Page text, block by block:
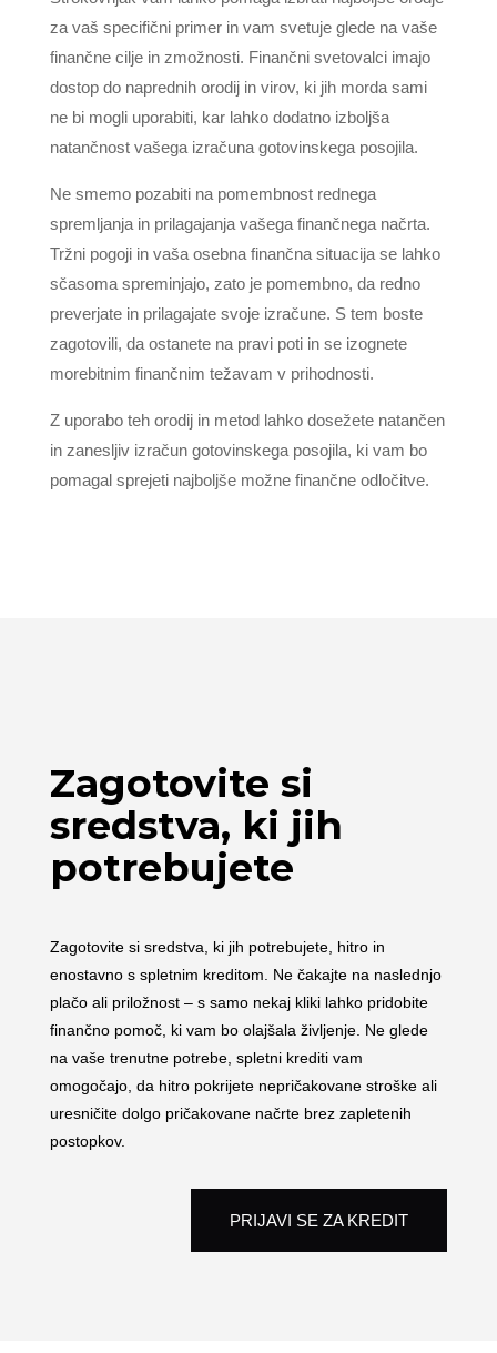
za vaš specifični primer in vam svetuje glede na vaše
finančne cilje in zmožnosti. Finančni svetovalci imajo
dostop do naprednih orodij in virov, ki jih morda sami
ne bi mogli uporabiti, kar lahko dodatno izboljša
natančnost vašega izračuna gotovinskega posojila.
Ne smemo pozabiti na pomembnost rednega
spremljanja in prilagajanja vašega finančnega načrta.
Tržni pogoji in vaša osebna finančna situacija se lahko
sčasoma spreminjajo, zato je pomembno, da redno
preverjate in prilagajate svoje izračune. S tem boste
zagotovili, da ostanete na pravi poti in se izognete
morebitnim finančnim težavam v prihodnosti.
Z uporabo teh orodij in metod lahko dosežete natančen
in zanesljiv izračun gotovinskega posojila, ki vam bo
pomagal sprejeti najboljše možne finančne odločitve.
Zagotovite si
sredstva, ki jih
potrebujete
Zagotovite si sredstva, ki jih potrebujete, hitro in
enostavno s spletnim kreditom. Ne čakajte na naslednjo
plačo ali priložnost – s samo nekaj kliki lahko pridobite
finančno pomoč, ki vam bo olajšala življenje. Ne glede
na vaše trenutne potrebe, spletni krediti vam
omogočajo, da hitro pokrijete nepričakovane stroške ali
uresničite dolgo pričakovane načrte brez zapletenih
postopkov.
PRIJAVI SE ZA KREDIT